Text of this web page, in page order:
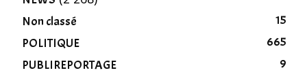
Non classé
15
POLITIQUE
665
PUBLIREPORTAGE
9